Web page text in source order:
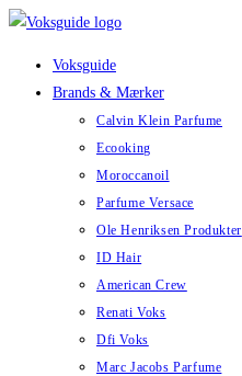
Skip
Voksguide
Brands & Mærker
Calvin Klein Parfume
Ecooking
Moroccanoil
Parfume Versace
Ole Henriksen Produkter
ID Hair
American Crew
Renati Voks
Dfi Voks
Marc Jacobs Parfume